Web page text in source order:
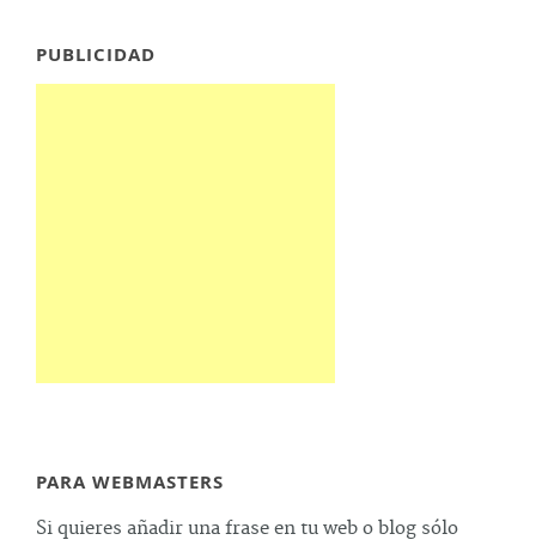
PUBLICIDAD
PARA WEBMASTERS
Si quieres añadir una frase en tu web o blog sólo